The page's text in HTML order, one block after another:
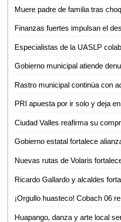
Finanzas fuertes impulsan el
PRI apuesta por ir solo y deja
Ricardo Gallardo y alcaldes